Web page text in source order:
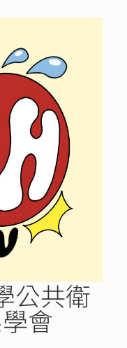
公共衛
會